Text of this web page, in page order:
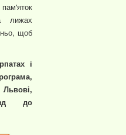
лижах
щоб
і
до